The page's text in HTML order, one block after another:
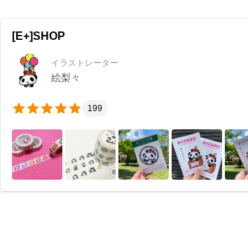
[E+]SHOP
イラストレーター
絵梨々
199